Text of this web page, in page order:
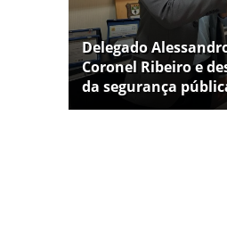
Delegado
Coronel Ribeiro e
da segurança